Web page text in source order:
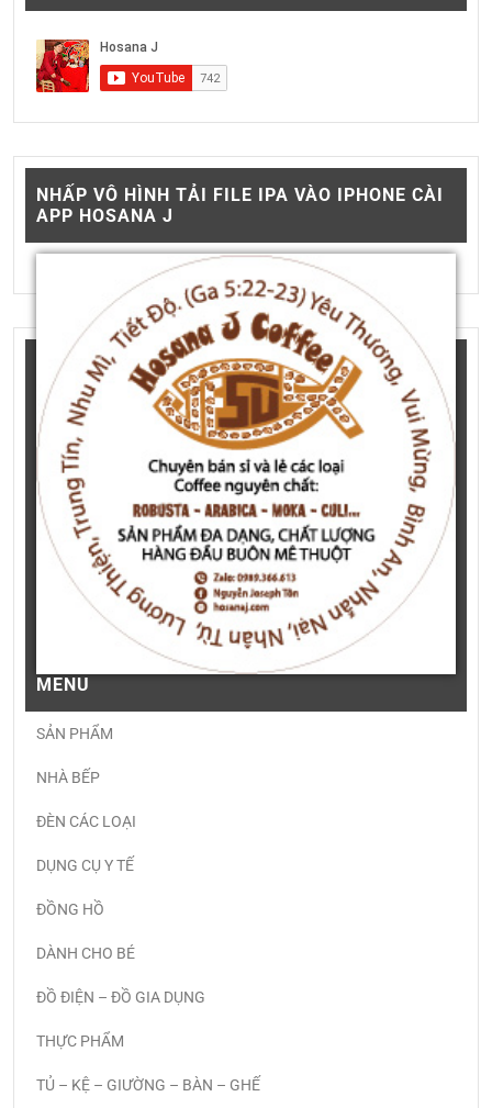
NHẤP VÔ HÌNH TẢI FILE IPA VÀO IPHONE CÀI
APP HOSANA J
MENU
SẢN PHẨM
NHÀ BẾP
ĐÈN CÁC LOẠI
DỤNG CỤ Y TẾ
ĐỒNG HỒ
DÀNH CHO BÉ
ĐỒ ĐIỆN – ĐỒ GIA DỤNG
THỰC PHẨM
TỦ – KỆ – GIƯỜNG – BÀN – GHẾ